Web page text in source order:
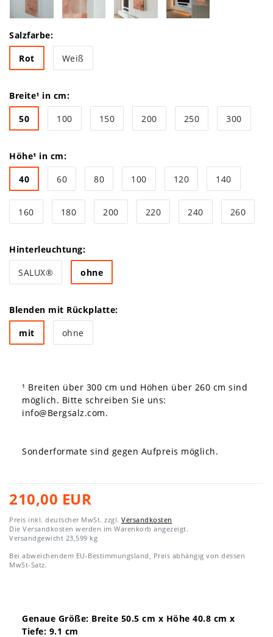
Salzfarbe:
Rot
Weiß
Breite¹ in cm:
50
100 150 200 250 300
Höhe¹ in cm:
40
60 80 100 120 140
160 180 200 220 240 260
Hinterleuchtung:
SALUX®
ohne
Blenden mit Rückplatte:
mit
ohne
¹ Breiten über 300 cm und Höhen über 260 cm sind
möglich. Bitte schreiben Sie uns:
info@Bergsalz.com.
Sonderformate sind gegen Aufpreis möglich.
210,00 EUR
Preis inkl. deutscher MwSt. zzgl. Versandkosten
Die Versandkosten werden im Warenkorb angezeigt.
Versandgewicht 23,599 kg
Bei abweichendem EU-Bestimmungsland, Preis abhängig von dessen
MwSt-Satz.
Genaue Größe: Breite 50.5 cm x Höhe 40.8 cm x
Tiefe: 9.1 cm